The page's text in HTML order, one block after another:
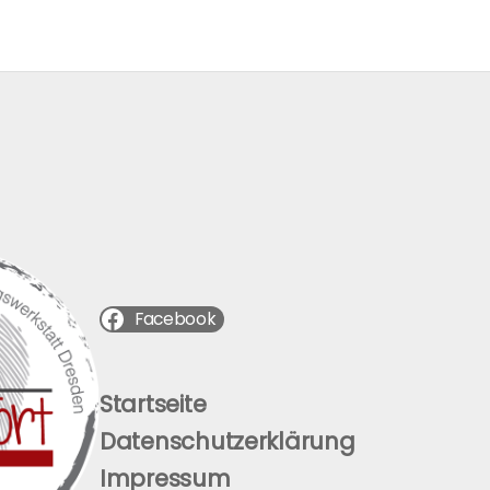
Facebook
Startseite
Datenschutzerklärung
Impressum